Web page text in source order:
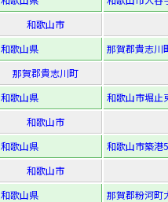
和歌山市
和歌山県
那賀郡貴志川
那賀郡貴志川町
和歌山県
和歌山市堀止
和歌山市
和歌山県
和歌山市築港
和歌山市
和歌山県
那賀郡粉河町